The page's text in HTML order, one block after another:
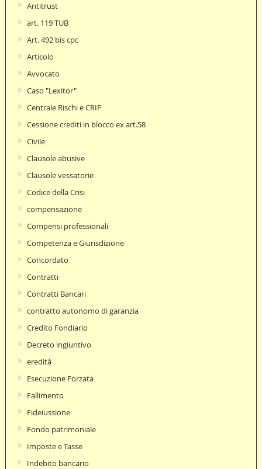
Antitrust
art. 119 TUB
Art. 492 bis cpc
Articolo
Avvocato
Caso "Lexitor"
Centrale Rischi e CRIF
Cessione crediti in blocco ex art.58
Civile
Clausole abusive
Clausole vessatorie
Codice della Crisi
compensazione
Compensi professionali
Competenza e Giurisdizione
Concordato
Contratti
Contratti Bancari
contratto autonomo di garanzia
Credito Fondiario
Decreto ingiuntivo
eredità
Esecuzione Forzata
Fallimento
Fideiussione
Fondo patrimoniale
Imposte e Tasse
Indebito bancario